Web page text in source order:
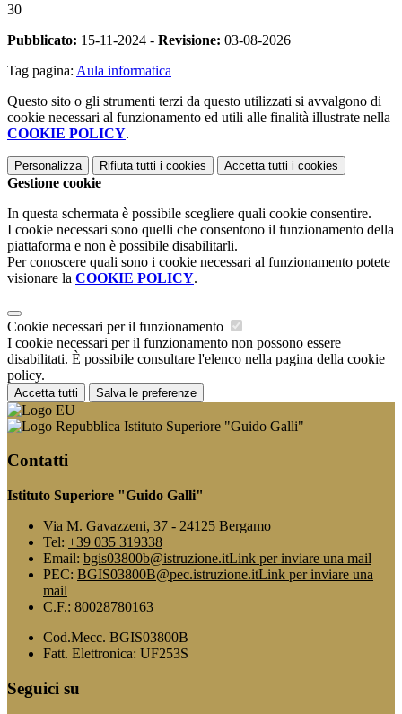
30
Pubblicato: 15-11-2024 - Revisione: 03-08-2026
Tag pagina: Aula informatica
Questo sito o gli strumenti terzi da questo utilizzati si avvalgono di
cookie necessari al funzionamento ed utili alle finalità illustrate nella
COOKIE POLICY.
Personalizza Rifiuta tutti i cookies Accetta tutti i cookies
Gestione cookie
In questa schermata è possibile scegliere quali cookie consentire.
I cookie necessari sono quelli che consentono il funzionamento della
piattaforma e non è possibile disabilitarli.
Per conoscere quali sono i cookie necessari al funzionamento potete
visionare la COOKIE POLICY.
Cookie necessari per il funzionamento
I cookie necessari per il funzionamento non possono essere
disabilitati. È possibile consultare l'elenco nella pagina della cookie
policy.
Accetta tutti Salva le preferenze
Istituto Superiore "Guido Galli"
Contatti
Istituto Superiore "Guido Galli"
Via M. Gavazzeni, 37 - 24125 Bergamo
Tel: +39 035 319338
Email: bgis03800b@istruzione.itLink per inviare una mail
PEC: BGIS03800B@pec.istruzione.itLink per inviare una
mail
C.F.: 80028780163
Cod.Mecc. BGIS03800B
Fatt. Elettronica: UF253S
Seguici su